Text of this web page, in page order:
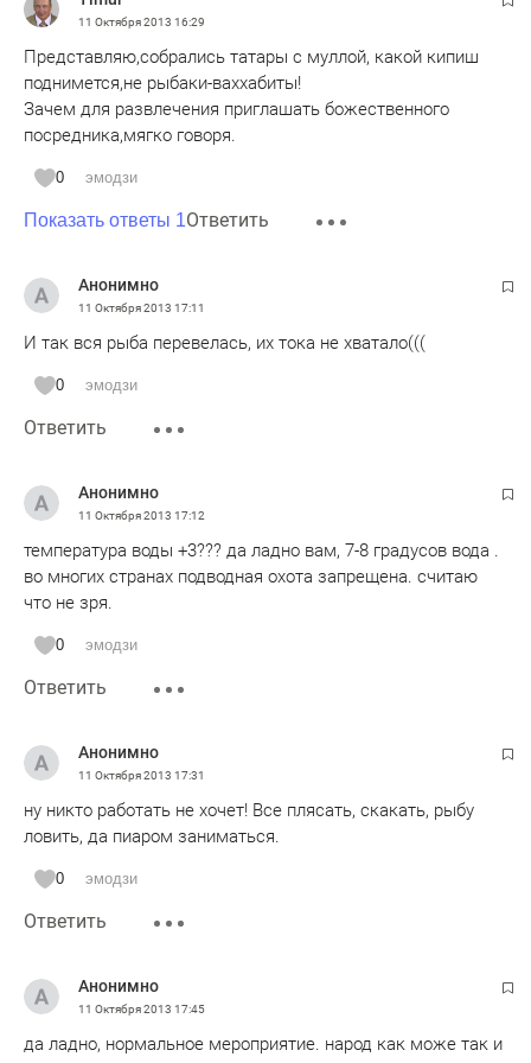
11 Октября 2013 16:29
Представляю,собрались татары с муллой, какой кипиш
поднимется,не рыбаки-ваххабиты!
Зачем для развлечения приглашать божественного
посредника,мягко говоря.
0 эмодзи
Показать ответы 1Ответить
Анонимно
11 Октября 2013 17:11
И так вся рыба перевелась, их тока не хватало(((
0 эмодзи
Ответить
Анонимно
11 Октября 2013 17:12
температура воды +3??? да ладно вам, 7-8 градусов вода .
во многих странах подводная охота запрещена. считаю
что не зря.
0 эмодзи
Ответить
Анонимно
11 Октября 2013 17:31
ну никто работать не хочет! Все плясать, скакать, рыбу
ловить, да пиаром заниматься.
0 эмодзи
Ответить
Анонимно
11 Октября 2013 17:45
да ладно, нормальное мероприятие. народ как може так и